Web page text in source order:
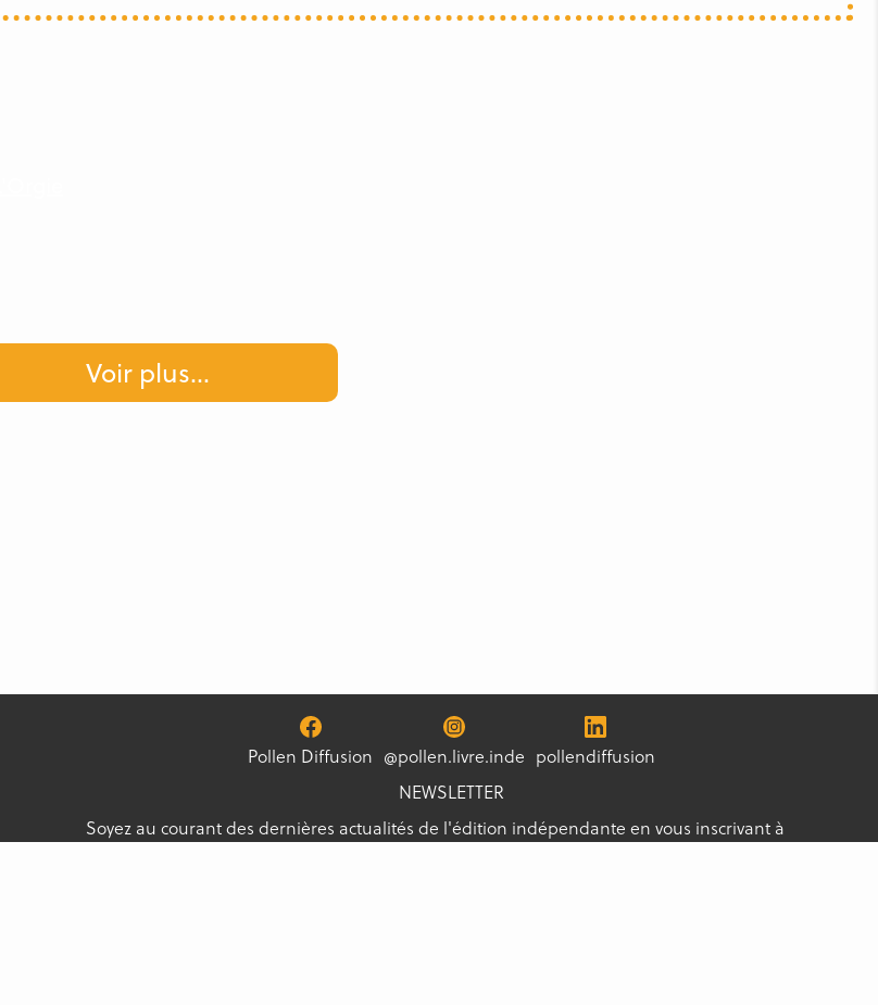
Voir plus...
Pollen Diffusion @pollen.livre.inde pollendiffusion
NEWSLETTER
Soyez au courant des dernières actualités de l'édition indépendante en vous inscrivant à